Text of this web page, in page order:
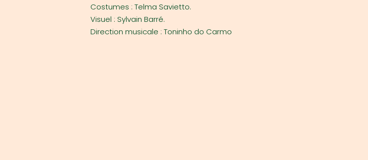
Costumes : Telma Savietto.
Visuel : Sylvain Barré.
Direction musicale : Toninho do Carmo